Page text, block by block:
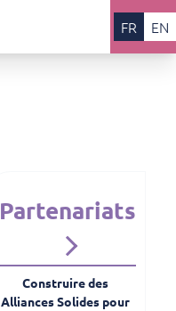
FR EN
Partenariats
Construire des
Alliances Solides pour